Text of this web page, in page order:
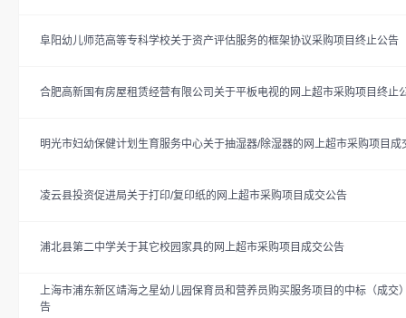
阜阳幼儿师范高等专科学校关于资产评估服务的框架协议采购项目终止公告
合肥高新国有房屋租赁经营有限公司关于平板电视的网上超市采购项目终止
明光市妇幼保健计划生育服务中心关于抽湿器/除湿器的网上超市采购项目成
凌云县投资促进局关于打印/复印纸的网上超市采购项目成交公告
浦北县第二中学关于其它校园家具的网上超市采购项目成交公告
上海市浦东新区靖海之星幼儿园保育员和营养员购买服务项目的中标（成交
告